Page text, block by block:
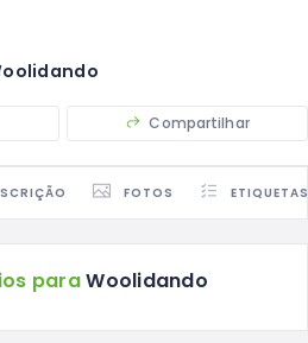
Compartilhar
FOTOS ETIQUETAS
paraWoolidando